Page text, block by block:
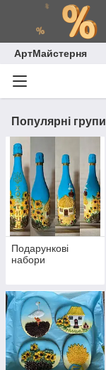
АртМайстерня
Популярні групи
Подарункові
набори